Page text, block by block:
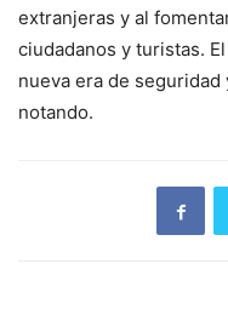
extranjeras y al
ciudadanos y turistas.
nueva era de
notando.